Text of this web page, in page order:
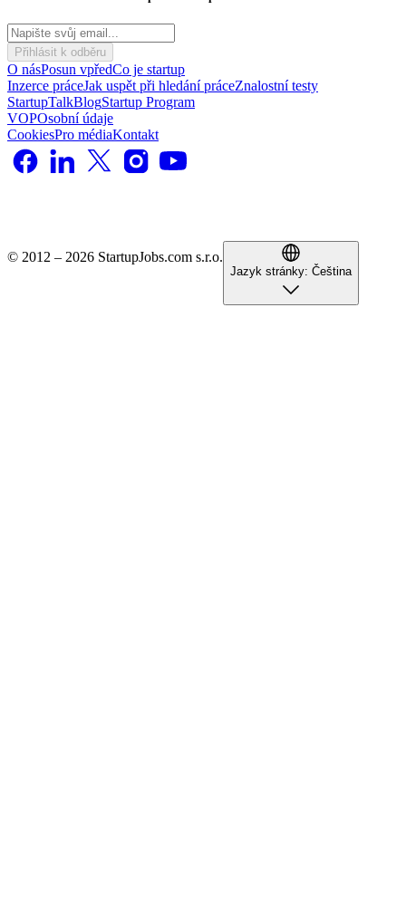
Přihlásit k odběru
O násPosun vpředCo je startup
Inzerce práceJak uspět při hledání práceZnalostní testy
StartupTalkBlogStartup Program
VOPOsobní údaje
CookiesPro médiaKontakt
© 2012 – 2026 StartupJobs.com s.r.o.
Jazyk stránky: Čeština